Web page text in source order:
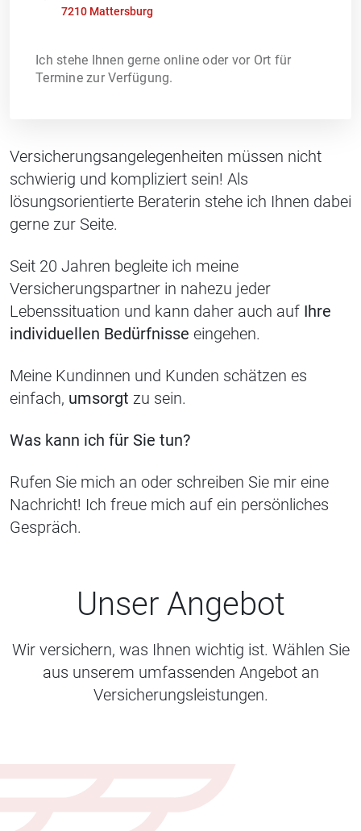
7210 Mattersburg
Ich stehe Ihnen gerne online oder vor Ort für
Termine zur Verfügung.
Versicherungsangelegenheiten müssen nicht
schwierig und kompliziert sein! Als
lösungsorientierte Beraterin stehe ich Ihnen dabei
gerne zur Seite.
Seit 20 Jahren begleite ich meine
Versicherungspartner in nahezu jeder
Lebenssituation und kann daher auch auf Ihre
individuellen Bedürfnisse eingehen.
Meine Kundinnen und Kunden schätzen es
einfach, umsorgt zu sein.
Was kann ich für Sie tun?
Rufen Sie mich an oder schreiben Sie mir eine
Nachricht! Ich freue mich auf ein persönliches
Gespräch.
Unser Angebot
Wir versichern, was Ihnen wichtig ist. Wählen Sie
aus unserem umfassenden Angebot an
Versicherungsleistungen.